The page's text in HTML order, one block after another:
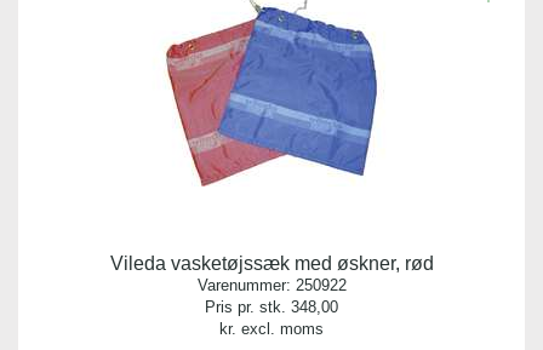
Vileda vasketøjssæk med øskner, rød
Varenummer: 250922
Pris pr. stk. 348,00
kr. excl. moms